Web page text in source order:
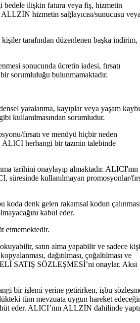
bedele ilişkin fatura veya fiş, hizmetin
hizmetin sağlayıcısı/sunucusu
tarafından düzenlenen başka indirim,
sonucunda ücretin iadesi, fırsatı
sorumluluğu bulunmamaktadır.
yaralanma, kayıplar veya yaşam kaybı
kullanılmasından sorumludur.
fırsatı ve menüyü hiçbir neden
ALICI herhangi bir tazmin talebinde
tarihini onaylayıp almaktadır. ALICI'nın
süresinde kullanılmayan promosyonlar/
denk gelen rakamsal kodun çalınması
kabul eder.
etmemektedir.
satın alma yapabilir ve sadece
dağıtılması, çoğaltılması ve
SATIŞ SÖZLEŞMESİ’ni onaylar. Aksi
bir işlemi yerine getirirken, işbu
tüm mevzuata uygun hareket
eder. ALICI’nın ALLZİN dahilinde